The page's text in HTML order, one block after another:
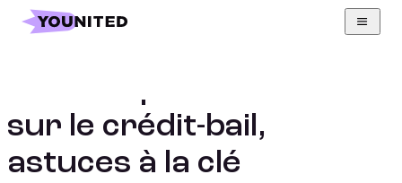
Home
Infos
Conseils pour credit bail
sur le crédit-bail,
astuces à la clé